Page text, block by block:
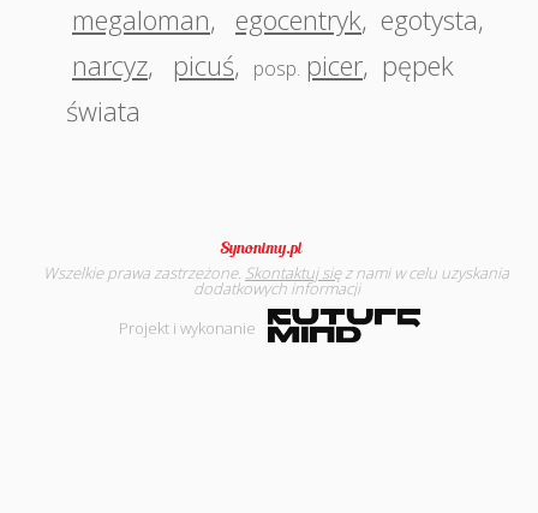
megaloman, egocentryk, egotysta,
narcyz, picuś, posp. picer, pępek
świata
Wszelkie prawa zastrzeżone. Skontaktuj sięz nami w celu uzyskania
dodatkowych informacji
Projekt i wykonanie